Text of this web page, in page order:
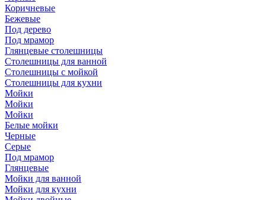
Коричневые
Бежевые
Под дерево
Под мрамор
Глянцевые столешницы
Столешницы для ванной
Столешницы с мойкой
Столешницы для кухни
Мойки
Мойки
Мойки
Белые мойки
Черные
Серые
Под мрамор
Глянцевые
Мойки для ванной
Мойки для кухни